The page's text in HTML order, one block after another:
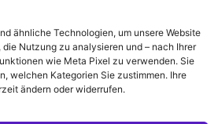
ähnliche Technologien, um unsere Website
Nutzung zu analysieren und – nach Ihrer
wie Meta Pixel zu verwenden. Sie
welchen Kategorien Sie zustimmen. Ihre
ändern oder widerrufen.